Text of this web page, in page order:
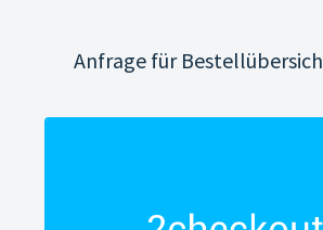
Anfrage für